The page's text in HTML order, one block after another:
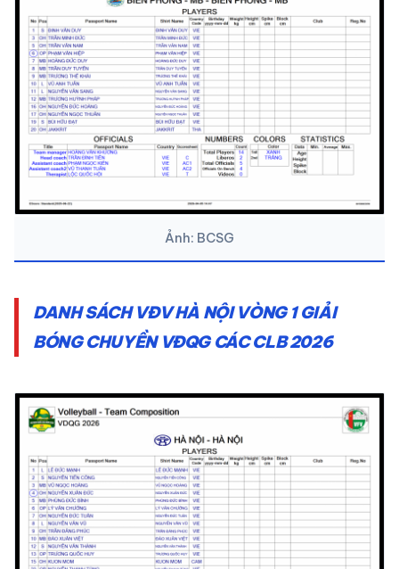
Ảnh: BCSG
DANH SÁCH VĐV HÀ NỘI VÒNG 1 GIẢI
BÓNG CHUYỀN VĐQG CÁC CLB 2026